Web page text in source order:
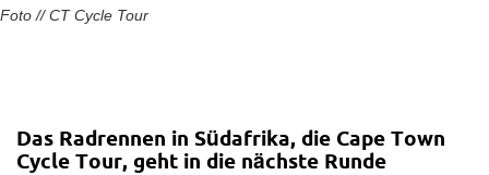
Foto // CT Cycle Tour​
Das Radrennen in Südafrika, die Cape Town
Cycle Tour, geht in die nächste Runde